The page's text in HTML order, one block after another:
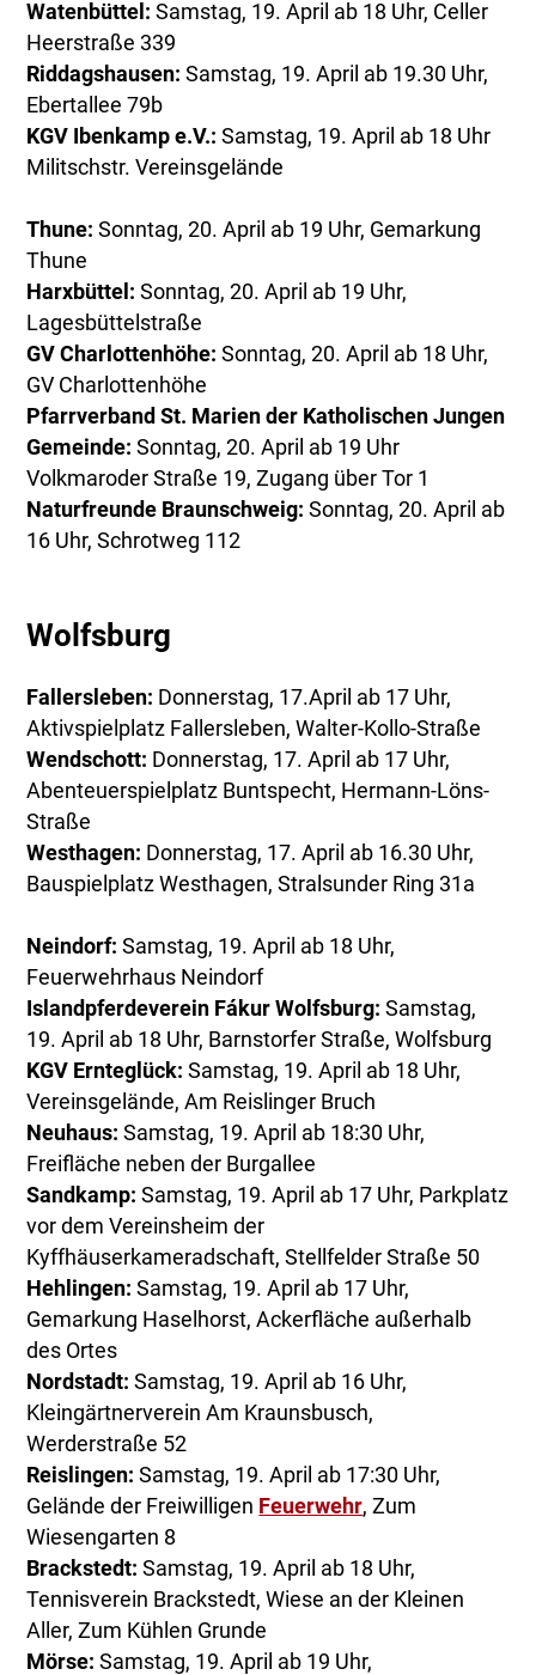
Watenbüttel:Samstag, 19. April ab 18 Uhr, Celler
Heerstraße 339
Riddagshausen:Samstag, 19. April ab 19.30 Uhr,
Ebertallee 79b
KGV Ibenkamp e.V.:Samstag, 19. April ab 18 Uhr
Militschstr. Vereinsgelände
Thune: Sonntag, 20. April ab 19 Uhr, Gemarkung
Thune
Harxbüttel:Sonntag, 20. April ab 19 Uhr,
Lagesbüttelstraße
GV Charlottenhöhe: Sonntag, 20. April ab 18 Uhr,
GV Charlottenhöhe
Pfarrverband St. Marien der Katholischen Jungen
Gemeinde: Sonntag, 20. April ab 19 Uhr
Volkmaroder Straße 19, Zugang über Tor 1
Naturfreunde Braunschweig:Sonntag, 20. April ab
16 Uhr, Schrotweg 112
Wolfsburg
Fallersleben: Donnerstag, 17.April ab 17 Uhr,
Aktivspielplatz Fallersleben, Walter-Kollo-Straße
Wendschott: Donnerstag, 17. April ab 17 Uhr,
Abenteuerspielplatz Buntspecht, Hermann-Löns-
Straße
Westhagen: Donnerstag, 17. April ab 16.30 Uhr,
Bauspielplatz Westhagen, Stralsunder Ring 31a
Neindorf:Samstag, 19. April ab 18 Uhr,
Feuerwehrhaus Neindorf
Islandpferdeverein Fákur Wolfsburg: Samstag,
19. April ab 18 Uhr, Barnstorfer Straße, Wolfsburg
KGV Ernteglück: Samstag, 19. April ab 18 Uhr,
Vereinsgelände, Am Reislinger Bruch
Neuhaus: Samstag, 19. April ab 18:30 Uhr,
Freifläche neben der Burgallee
Sandkamp: Samstag, 19. April ab 17 Uhr, Parkplatz
vor dem Vereinsheim der
Kyffhäuserkameradschaft, Stellfelder Straße 50
Hehlingen: Samstag, 19. April ab 17 Uhr,
Gemarkung Haselhorst, Ackerfläche außerhalb
des Ortes
Nordstadt: Samstag, 19. April ab 16 Uhr,
Kleingärtnerverein Am Kraunsbusch,
Werderstraße 52
Reislingen: Samstag, 19. April ab 17:30 Uhr,
Gelände der Freiwilligen Feuerwehr, Zum
Wiesengarten 8
Brackstedt: Samstag, 19. April ab 18 Uhr,
Tennisverein Brackstedt, Wiese an der Kleinen
Aller, Zum Kühlen Grunde
Mörse: Samstag, 19. April ab 19 Uhr,